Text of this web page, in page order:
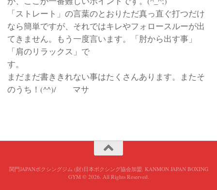
「ストレート」の言葉のとおりただ真っ直ぐ打つだけ
なら簡単ですが、それではキレやフォロースルーが出
てきません。もう一度言います。「肘から出す事」
「肩のリラックス」で
す。
まだまだ書ききれない事はたくさんあります。またそ
のうち！(^^)/ マサ
関門JAPANボクシングジム (財)日本ボクシング協会加盟. KANMON JAPAN BOXING
GYM © 2026. All Rights Reserved.